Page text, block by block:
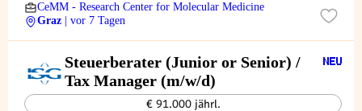
CeMM - Research Center for Molecular Medicine
Graz
| vor 7 Tagen
Steuerberater (Junior or Senior) /
Tax Manager (m/w/d)
€ 91.000 jährl.